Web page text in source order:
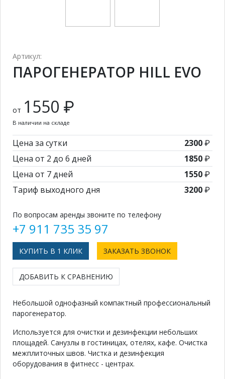
Артикул:
ПАРОГЕНЕРАТОР HILL EVO
от 1550 ₽
В наличии на складе
Цена за сутки 2300₽
Цена от 2 до 6 дней
1850₽
Цена от 7 дней
1550₽
Тариф выходного дня
3200₽
По вопросам аренды звоните по телефону
+7 911 735 35 97
КУПИТЬ В 1 КЛИК ЗАКАЗАТЬ ЗВОНОК
ДОБАВИТЬ К СРАВНЕНИЮ
Небольшой однофазный компактный профессиональный
парогенератор.
Используется для очистки и дезинфекции небольших
площадей. Санузлы в гостиницах, отелях, кафе. Очистка
межплиточных швов. Чистка и дезинфекция
оборудования в фитнесс - центрах.